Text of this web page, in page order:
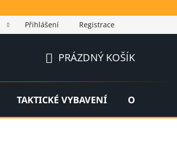
Přihlášení Registrace
KOŠÍK
PRÁZDNÝ KOŠÍK
TAKTICKÉ VYBAVENÍ OUTDOOR